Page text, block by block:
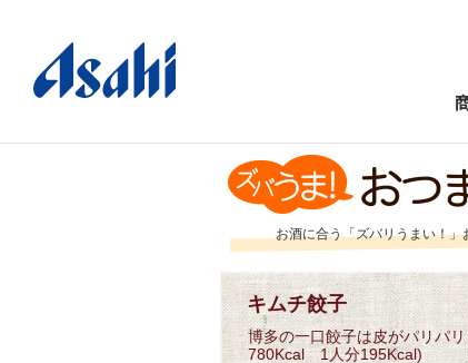
お酒に合う「ズバリうまい！
キムチ餃子
博多の一口餃子は皮がパリパ
780Kcal 1人分195Kcal)